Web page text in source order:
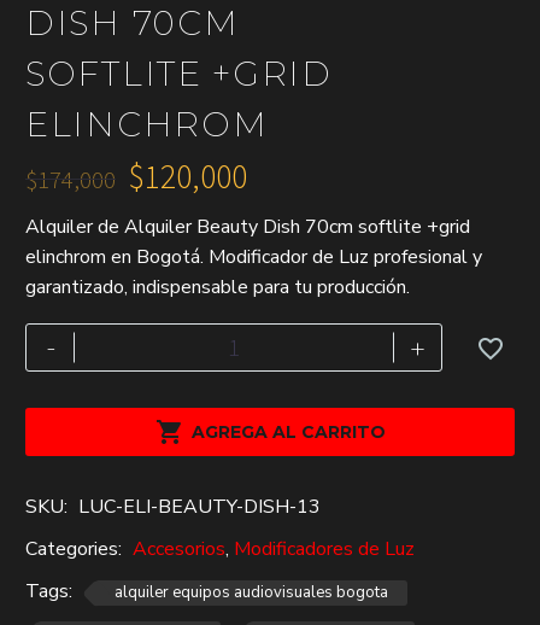
DISH 70CM
SOFTLITE +GRID
ELINCHROM
$174,000
precio
original
era:
$174,000.
$120,000
precio
actual
es:
$120,000.
Alquiler de Alquiler Beauty Dish 70cm softlite +grid
elinchrom en Bogotá. Modificador de Luz profesional y
garantizado, indispensable para tu producción.
-
Alquiler
Beauty
softlite
elinchrom
cantidad
+
 AGREGA AL CARRITO
SKU: LUC-ELI-BEAUTY-DISH-13
Categories: Accesorios, Modificadores de Luz
Tags:
alquiler equipos audiovisuales bogota